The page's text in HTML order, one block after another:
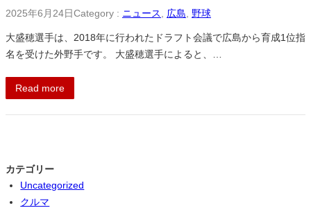
2025年6月24日Category : ニュース 広島 野球
大盛穂選手は、2018年に行われたドラフト会議で広島から育成1位指
名を受けた外野手です。 大盛穂選手によると、…
Read more
カテゴリー
Uncategorized
クルマ